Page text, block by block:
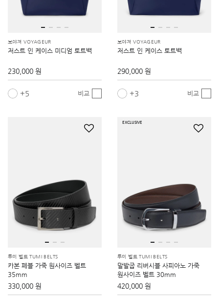
보야져 VOYAGEUR
저스트 인 케이스 미디엄 토트백
230,000 원
5 비교
보야져 VOYAGEUR
저스트 인 케이스 토트백
290,000 원
3 비교
투미 벨트 TUMI BELTS
카본 페블 가죽 원사이즈 벨트
35mm
330,000 원
EXCLUSIVE
투미 벨트 TUMI BELTS
말발굽 리버시블 사피아노 가죽
원사이즈 벨트 30mm
420,000 원